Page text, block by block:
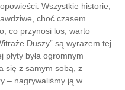
Wszystkie historie,
choć czasem
co przynosi los, warto
Duszy” są wyrazem tej
była ogromnym
się z samym sobą, z
– nagrywaliśmy ją w